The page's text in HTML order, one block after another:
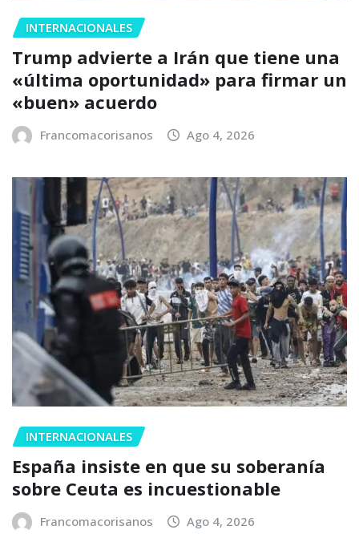
INTERNACIONALES
Trump advierte a Irán que tiene una
«última oportunidad» para firmar un
«buen» acuerdo
Francomacorisanos Ago 4, 2026
INTERNACIONALES
España insiste en que su soberanía
sobre Ceuta es incuestionable
Francomacorisanos Ago 4, 2026